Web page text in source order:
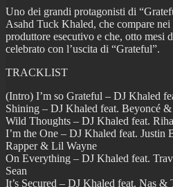
Uno dei grandi protagonisti di
Asahd Tuck Khaled, che compare
produttore esecutivo e che, otto mesi
celebrato con l’uscita di “Grateful”.
TRACKLIST
(Intro) I’m so Grateful – DJ Khaled
Shining – DJ Khaled feat. Beyoncé
Wild Thoughts – DJ Khaled feat.
I’m the One – DJ Khaled feat. Justin
Rapper & Lil Wayne
On Everything – DJ Khaled feat.
Sean
It’s Secured – DJ Khaled feat. Nas &